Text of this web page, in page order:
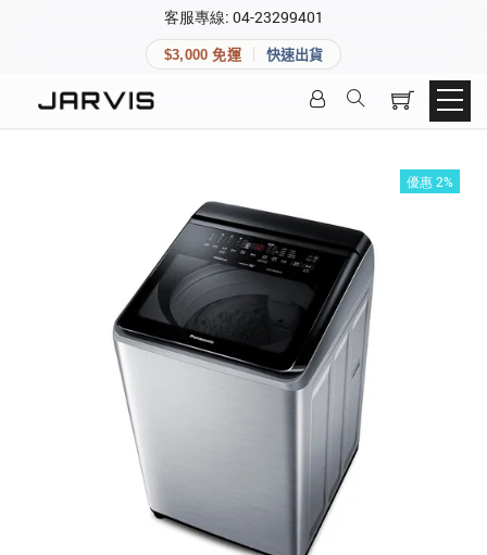
客服專線: 04-23299401
$3,000 免運 快速出貨
優惠 2%
快速連結
登入後可查看訂單、會員資料與收藏清單。
登入會員
建立新帳號